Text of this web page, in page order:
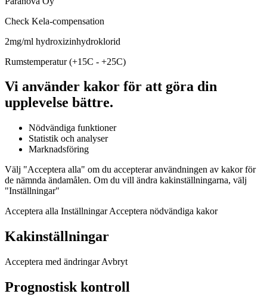
Check Kela-compensation
2mg/ml hydroxizinhydroklorid
Rumstemperatur (+15C - +25C)
Vi använder kakor för att göra din
upplevelse bättre.
Nödvändiga funktioner
Statistik och analyser
Marknadsföring
Välj "Acceptera alla" om du accepterar användningen av kakor för
de nämnda ändamålen. Om du vill ändra kakinställningarna, välj
"Inställningar"
Acceptera alla Inställningar Acceptera nödvändiga kakor
Kakinställningar
Acceptera med ändringar Avbryt
Prognostisk kontroll